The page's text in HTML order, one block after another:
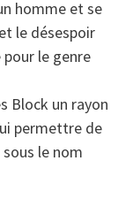
homme et se
le désespoir
le genre
Block un rayon
permettre de
le nom